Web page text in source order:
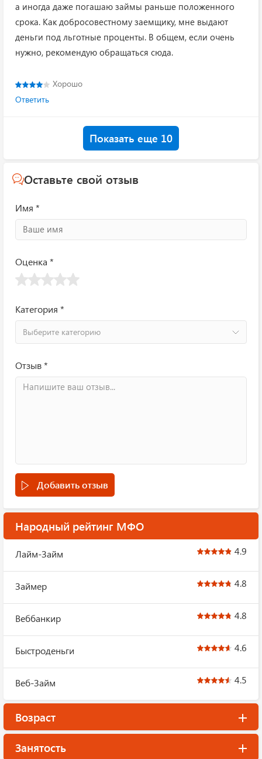
а иногда даже погашаю займы раньше положенного
срока. Как добросовестному заемщику, мне выдают
деньги под льготные проценты. В общем, если очень
нужно, рекомендую обращаться сюда.
Хорошо
Ответить
Показать еще 10
Оставьте свой отзыв
Имя *
Оценка *
Категория *
Выберите категорию
Отзыв *
Добавить отзыв
Народный рейтинг МФО
Лайм-Займ 4.9
Займер 4.8
Веббанкир 4.8
Быстроденьги 4.6
Веб-Займ 4.5
Возраст
Занятость